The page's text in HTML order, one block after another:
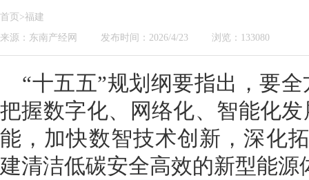
首页>福建
来源：东南产经网
发布时间：2026/4/23 浏览：133080
“十五五”规划纲要指出，要
把握数字化、网络化、智能化
能，加快数智技术创新，深化
建清洁低碳安全高效的新型能